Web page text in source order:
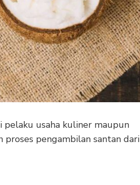
pelaku usaha kuliner maupun
pengambilan santan dari